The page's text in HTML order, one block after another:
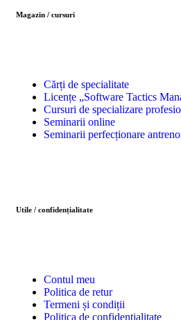
Magazin / cursuri
Cărți de specialitate
Licențe „Software Tactics
Cursuri de specializare
Seminarii online
Seminarii perfecționare
Utile / confidențialitate
Contul meu
Politica de retur
Termeni și condiții
Politica de confidențialitate